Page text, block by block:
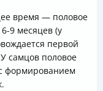
время — половое
9 месяцев (у
первой
самцов половое
формированием